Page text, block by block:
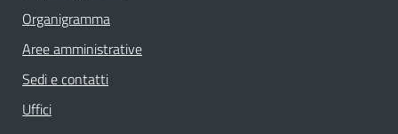
Organigramma
Aree amministrative
Sedi e contatti
Uffici